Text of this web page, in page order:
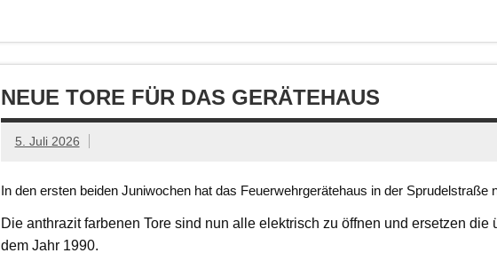
NEUE TORE FÜR DAS GERÄTEHAUS
5. Juli 2026
In den ersten beiden Juniwochen hat das Feuerwehrgerätehaus in der Sprudelstraße
Die anthrazit farbenen Tore sind nun alle elektrisch zu öffnen und ersetzen die
dem Jahr 1990.